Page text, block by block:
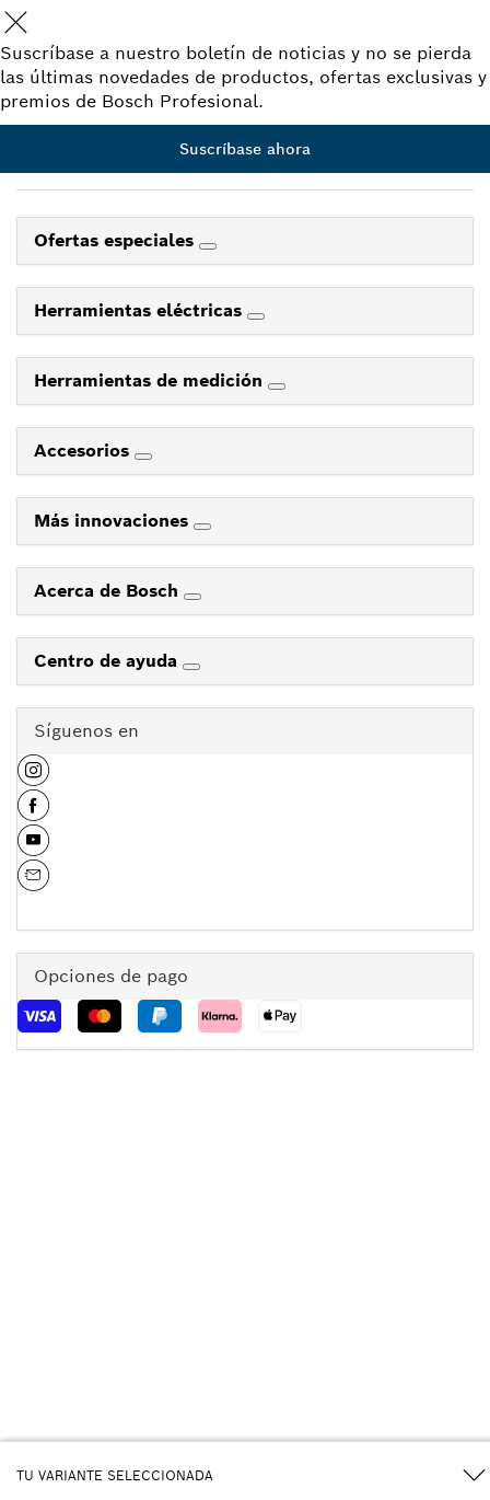
TU VARIANTE SELECCIONADA
Suscríbase a nuestro boletín de noticias y no se pierda
las últimas novedades de productos, ofertas exclusivas y
premios de Bosch Profesional.
Suscríbase ahora
Ofertas especiales
Herramientas eléctricas
Herramientas de medición
Accesorios
Más innovaciones
Acerca de Bosch
Centro de ayuda
Síguenos en
Opciones de pago